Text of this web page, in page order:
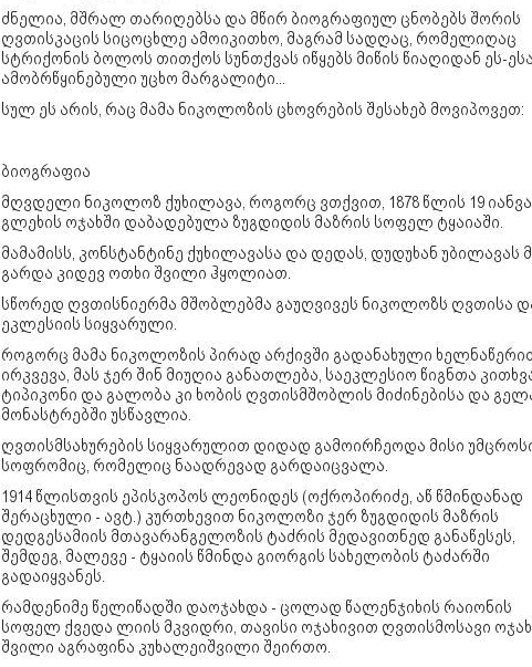
ძნელია, მშრალ თარიღებსა და მწირ ბიოგრაფიულ ცნობებს შორის
ღვთისკაცის სიცოცხლე ამოიკითხო, მაგრამ სადღაც, რომელიღაც
სტრიქონის ბოლოს თითქოს სუნთქვას იწყებს მიწის წიაღიდან ეს-
ამობრწყინებული უცხო მარგალიტი...
სულ ეს არის, რაც მამა ნიკოლოზის ცხოვრების შესახებ მოვიპოვეთ:
ბიოგრაფია
მღვდელი ნიკოლოზ ქუხილავა, როგორც ვთქვით, 1878 წლის 19
გლეხის ოჯახში დაბადებულა ზუგდიდის მაზრის სოფელ ტყაიაში.
მამამისს, კონსტანტინე ქუხილავასა და დედას, დუდუხან უბილავას
გარდა კიდევ ოთხი შვილი ჰყოლიათ.
სწორედ ღვთისნიერმა მშობლებმა გაუღვივეს ნიკოლოზს ღვთისა
ეკლესიის სიყვარული.
როგორც მამა ნიკოლოზის პირად არქივში გადანახული
ირკვევა, მას ჯერ შინ მიუღია განათლება, საეკლესიო წიგნთა
ტიპიკონი და გალობა კი ხობის ღვთისმშობლის მიძინებისა და
მონასტრებში უსწავლია.
ღვთისმსახურების სიყვარულით დიდად გამოირჩეოდა მისი
სოფრომიც, რომელიც ნაადრევად გარდაიცვალა.
1914 წლისთვის ეპისკოპოს ლეონიდეს (ოქროპირიძე, აწ წმინდანად
შერაცხული - ავტ.) კურთხევით ნიკოლოზი ჯერ ზუგდიდის მაზრის
დედგესამიის მთავარანგელოზის ტაძრის მედავითნედ განაწესეს,
შემდეგ, მალევე - ტყაიის წმინდა გიორგის სახელობის ტაძარში
გადაიყვანეს.
რამდენიმე წელიწადში დაოჯახდა - ცოლად წალენჯიხის რაიონის
სოფელ ქვედა ლიის მკვიდრი, თავისი ოჯახივით ღვთისმოსავი
შვილი აგრაფინა კუხალეიშვილი შეირთო.